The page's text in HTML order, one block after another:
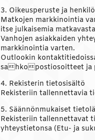
3. Oikeusperuste ja
Matkojen markkinointia
itse julkaisemia
Vanhojen asiakkaiden
markkinointia varten.
Outlookin
sahkopostiosoitteet ja
4. Rekisterin tietosisältö
Rekisteriin tallennettavia
5. Säännönmukaiset
Rekisteriin tallennettavat
yhteystietonsa (Etu- ja